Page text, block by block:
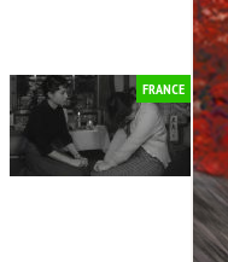
FRANCE